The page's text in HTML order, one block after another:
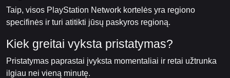
Taip, visos PlayStation Network kortelės yra regiono
specifinės ir turi atitikti jūsų paskyros regioną.
Kiek greitai vyksta pristatymas?
Pristatymas paprastai įvyksta momentaliai ir retai užtrunka
ilgiau nei vieną minutę.